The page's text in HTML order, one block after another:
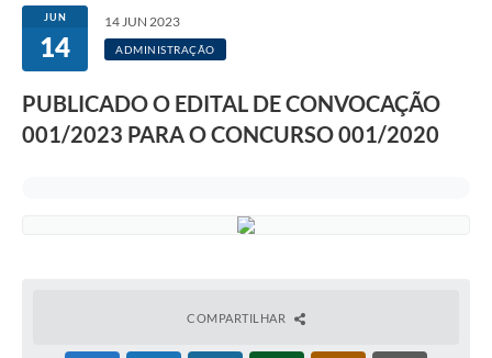
JUN
14
14 JUN 2023
ADMINISTRAÇÃO
PUBLICADO O EDITAL DE CONVOCAÇÃO
001/2023 PARA O CONCURSO 001/2020
COMPARTILHAR